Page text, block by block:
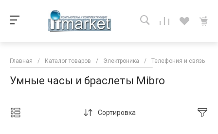
Главная / Каталог товаров / Электроника / Телефония и связь
Умные часы и браслеты Mibro
Сортировка